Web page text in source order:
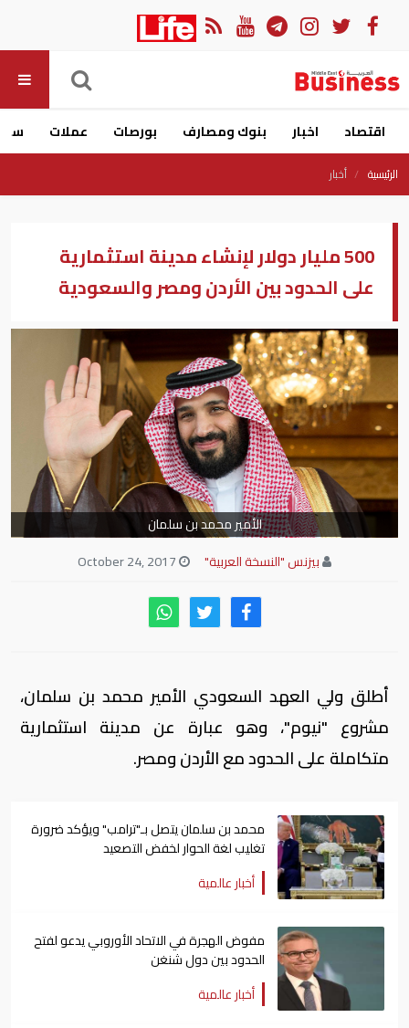
اقتصاد اخبار بنوك ومصارف بورصات عملات
الرئيسية أخبار
500 مليار دولار لإنشاء مدينة استثمارية
على الحدود بين الأردن ومصر والسعودية
الأمير محمد بن سلمان
بيزنس "النسخة العربية"
أطلق ولي العهد السعودي الأمير محمد بن سلمان،
مشروع "نيوم"، وهو عبارة عن مدينة استثمارية
متكاملة على الحدود مع الأردن ومصر.
محمد بن سلمان يتصل بـ"ترامب" ويؤكد ضرورة
تغليب لغة الحوار لخفض التصعيد
أخبار عالمية
مفوض الهجرة في الاتحاد الأوروبي يدعو لفتح
الحدود بين دول شنغن
أخبار عالمية